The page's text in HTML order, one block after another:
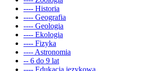
---- Historia
---- Geografia
---- Geologia
---- Ekologia
---- Fizyka
---- Astronomia
-- 6 do 9 lat
---- Edukacja językowa